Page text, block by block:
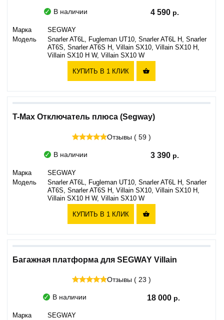
В наличии 4 590
Марка
SEGWAY
Модель
Snarler AT6L, Fugleman UT10, Snarler AT6L H, Snarler
AT6S, Snarler AT6S H, Villain SX10, Villain SX10 H,
Villain SX10 H W, Villain SX10 W
КУПИТЬ В 1 КЛИК 
T-Max Отключатель плюса (Segway)
Отзывы ( 59 )
В наличии 3 390
Марка
SEGWAY
Модель
Snarler AT6L, Fugleman UT10, Snarler AT6L H, Snarler
AT6S, Snarler AT6S H, Villain SX10, Villain SX10 H,
Villain SX10 H W, Villain SX10 W
КУПИТЬ В 1 КЛИК 
Багажная платформа для SEGWAY Villain
Отзывы ( 23 )
В наличии 18 000
Марка
SEGWAY